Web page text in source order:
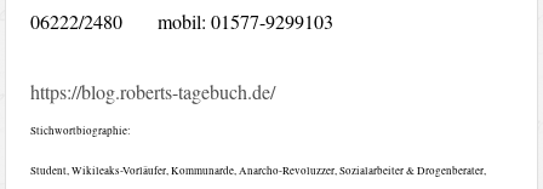
06222/2480 mobil: 01577-9299103
https://blog.roberts-tagebuch.de/
Stichwortbiographie:
Student, Wikileaks-Vorläufer, Kommunarde, Anarcho-Revoluzzer, Sozialarbeiter & Drogenberater,